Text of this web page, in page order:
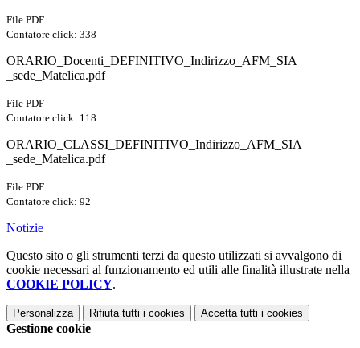
File PDF
Contatore click: 338
ORARIO_Docenti_DEFINITIVO_Indirizzo_AFM_SIA
_sede_Matelica.pdf
File PDF
Contatore click: 118
ORARIO_CLASSI_DEFINITIVO_Indirizzo_AFM_SIA
_sede_Matelica.pdf
File PDF
Contatore click: 92
Notizie
Questo sito o gli strumenti terzi da questo utilizzati si avvalgono di
cookie necessari al funzionamento ed utili alle finalità illustrate nella
COOKIE POLICY.
Personalizza Rifiuta tutti i cookies Accetta tutti i cookies
Gestione cookie